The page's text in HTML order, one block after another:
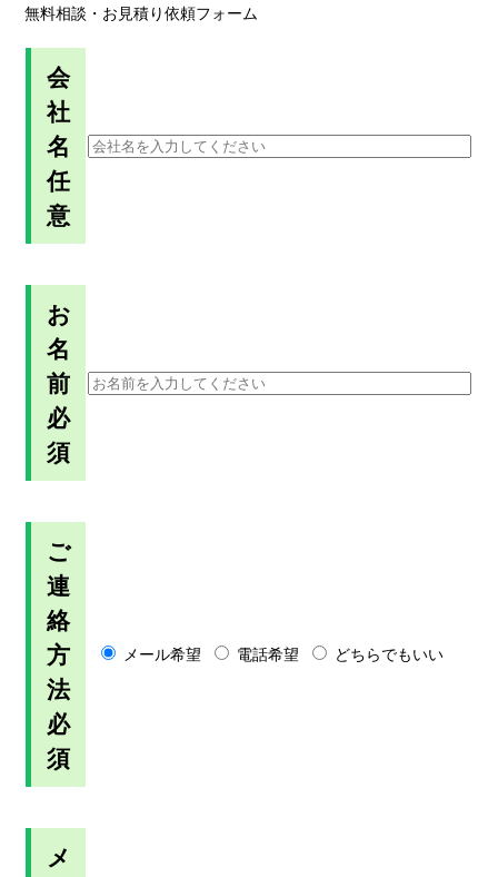
無料相談・お見積り依頼フォーム
会
社
名
任
意
お
名
前
必
須
ご
連
絡
方
法
必
須
メール希望 電話希望 どちらでもいい
メ